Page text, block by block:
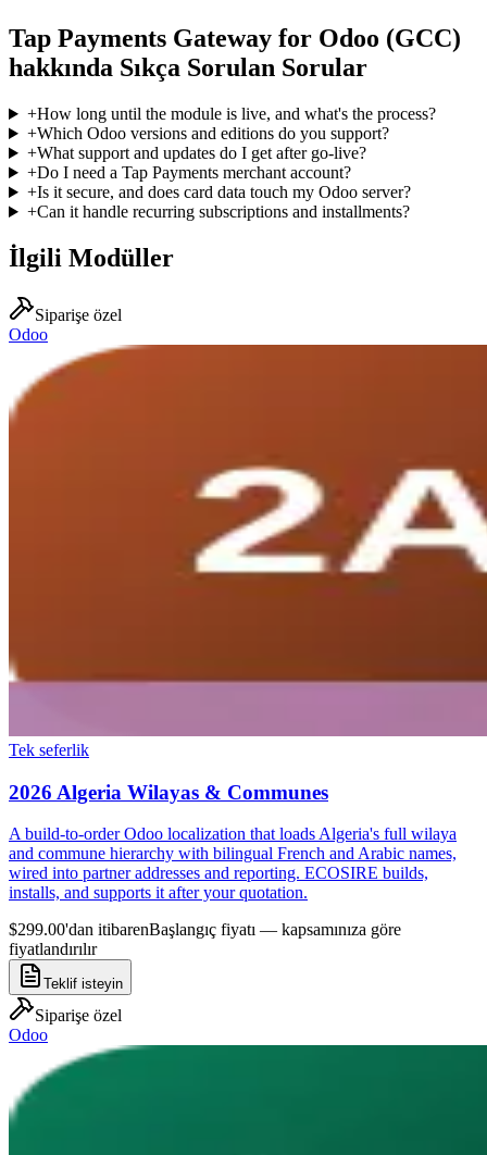
Tap Payments Gateway for Odoo (GCC)
hakkında Sıkça Sorulan Sorular
+How long until the module is live, and what's the process?
+Which Odoo versions and editions do you support?
+What support and updates do I get after go-live?
+Do I need a Tap Payments merchant account?
+Is it secure, and does card data touch my Odoo server?
+Can it handle recurring subscriptions and installments?
İlgili Modüller
Siparişe özel
Odoo
Tek seferlik
2026 Algeria Wilayas & Communes
A build-to-order Odoo localization that loads Algeria's full wilaya
and commune hierarchy with bilingual French and Arabic names,
wired into partner addresses and reporting. ECOSIRE builds,
installs, and supports it after your quotation.
$299.00'dan itibarenBaşlangıç fiyatı — kapsamınıza göre
fiyatlandırılır
Teklif isteyin
Siparişe özel
Odoo